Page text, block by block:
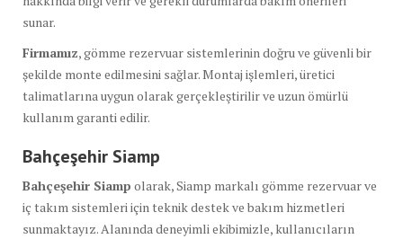
sunar.
Firmamız, gömme rezervuar sistemlerinin doğru ve güvenli bir
şekilde monte edilmesini sağlar. Montaj işlemleri, üretici
talimatlarına uygun olarak gerçekleştirilir ve uzun ömürlü
kullanım garanti edilir.
Bahçeşehir Siamp
Bahçeşehir Siamp olarak, Siamp markalı gömme rezervuar ve
iç takım sistemleri için teknik destek ve bakım hizmetleri
sunmaktayız. Alanında deneyimli ekibimizle, kullanıcıların